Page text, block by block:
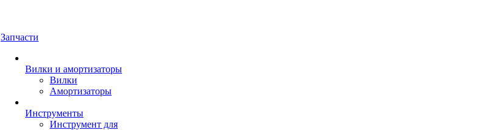
Запчасти
Вилки и амортизаторы
Вилки
Амортизаторы
Инструменты
Инструмент для